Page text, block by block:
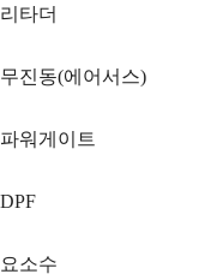
리타더
무진동(에어서스)
파워게이트
DPF
요소수